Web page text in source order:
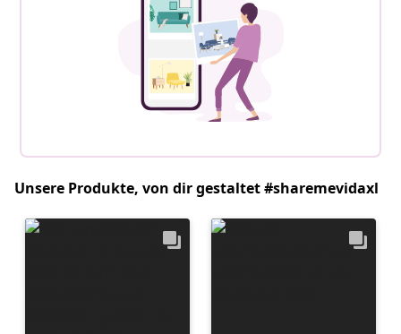
Unsere Produkte, von dir gestaltet #sharemevidaxl